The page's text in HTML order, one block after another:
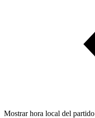
Mostrar hora local del partido